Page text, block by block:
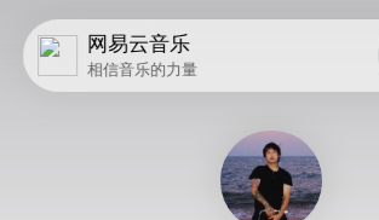
网易云音乐
相信音乐的力量